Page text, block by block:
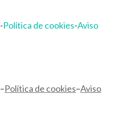
-Política de cookies-Aviso
–Política de cookies–Aviso